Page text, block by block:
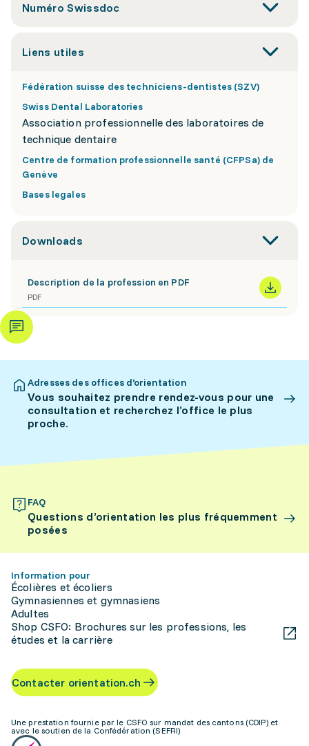
Numéro Swissdoc
Liens utiles
Fédération suisse des techniciens-dentistes (SZV)
Swiss Dental Laboratories
Association professionnelle des laboratoires de
technique dentaire
Centre de formation professionnelle santé (CFPSa) de
Genève
Bases legales
Downloads
Description de la profession en PDF
PDF
Adresses des offices d’orientation
Vous souhaitez prendre rendez-vous pour une
consultation et recherchez l’office le plus
proche.
FAQ
Questions d’orientation les plus fréquemment
posées
Information pour
Écolières et écoliers
Gymnasiennes et gymnasiens
Adultes
Shop CSFO: Brochures sur les professions, les
études et la carrière
Contacter orientation.ch
Une prestation fournie par le CSFO sur mandat des cantons (CDIP) et
avec le soutien de la Confédération (SEFRI)